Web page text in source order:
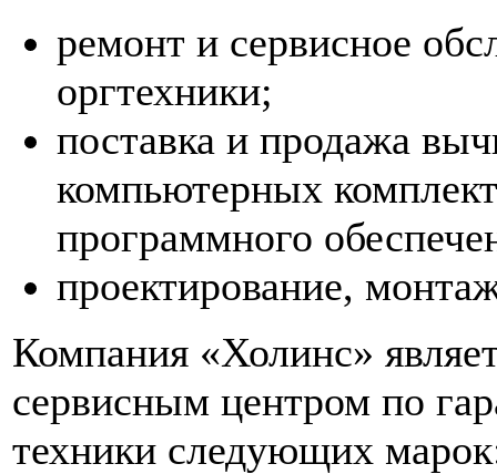
ремонт и сервисное
оргтехники;
поставка и продажа
компьютерных
программного
проектирование,
Компания «Холинс»
сервисным центром по
техники следующих